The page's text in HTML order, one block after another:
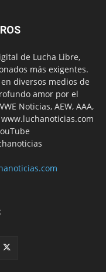
de Lucha Libre,
más exigentes.
diversos medios de
amor por el
Noticias, AEW, AAA,